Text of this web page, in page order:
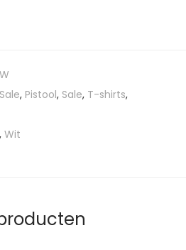
, Pistool, Sale, T-shirts,
, Wit